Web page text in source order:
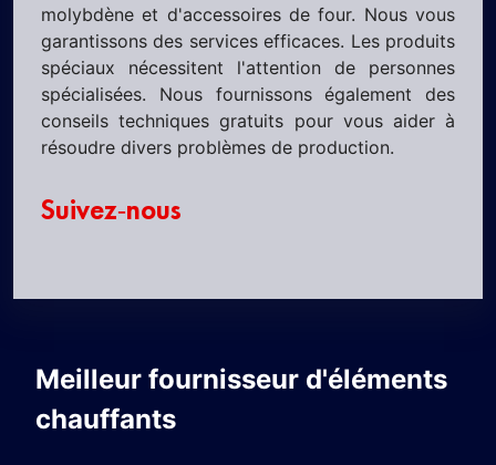
molybdène et d'accessoires de four. Nous vous
garantissons des services efficaces. Les produits
spéciaux nécessitent l'attention de personnes
spécialisées. Nous fournissons également des
conseils techniques gratuits pour vous aider à
résoudre divers problèmes de production.
Suivez-nous
Meilleur fournisseur d'éléments
chauffants